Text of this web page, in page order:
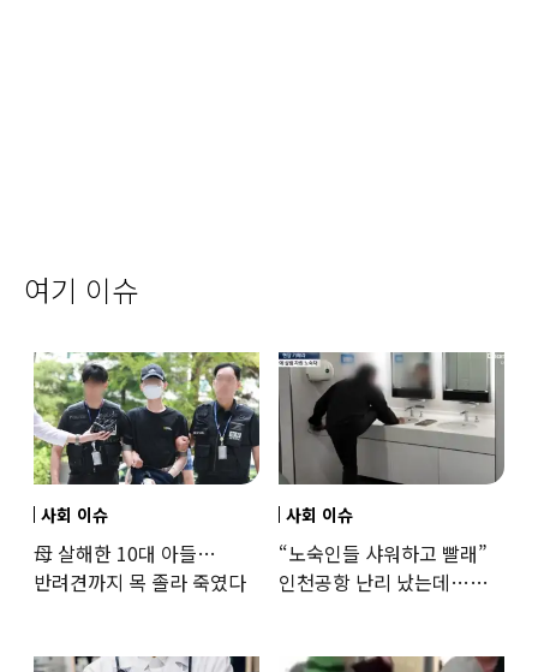
여기 이슈
사회 이슈
母 살해한 10대 아들…
반려견까지 목 졸라 죽였다
사회 이슈
“노숙인들 샤워하고 빨래”
인천공항 난리 났는데…